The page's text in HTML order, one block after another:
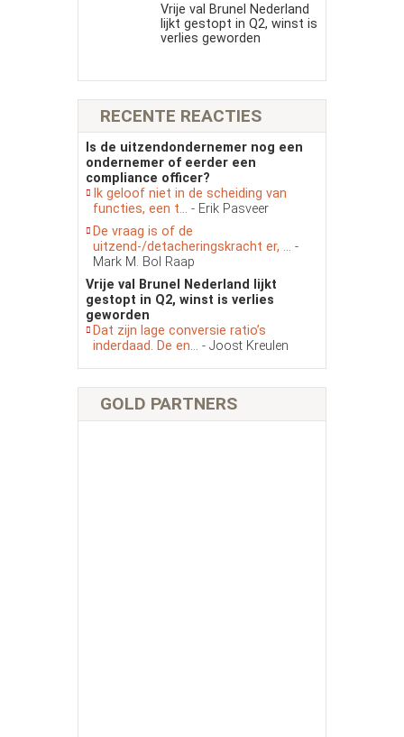
Vrije val Brunel Nederland
lijkt gestopt in Q2, winst is
verlies geworden
RECENTE REACTIES
Is de uitzendondernemer nog een
ondernemer of eerder een
compliance officer?
Ik geloof niet in de scheiding van
functies, een t... - Erik Pasveer
De vraag is of de
uitzend-/detacheringskracht er, ... -
Mark M. Bol Raap
Vrije val Brunel Nederland lijkt
gestopt in Q2, winst is verlies
geworden
Dat zijn lage conversie ratio’s
inderdaad. De en... - Joost Kreulen
GOLD PARTNERS